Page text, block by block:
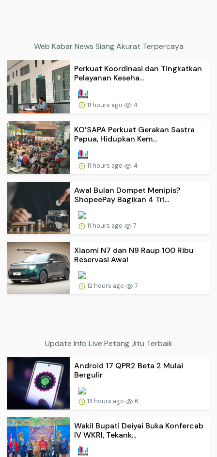
Web Kabar News Siang Akurat Terpercaya
Perkuat Koordinasi dan Tingkatkan
Pelayanan Keseha...
11 hours ago 4
KO’SAPA Perkuat Gerakan Sastra
Papua, Hidupkan Kem...
11 hours ago 4
Awal Bulan Dompet Menipis?
ShopeePay Bagikan 4 Tri...
11 hours ago 7
Xiaomi N7 dan N9 Raup 100 Ribu
Reservasi Awal
12 hours ago 7
Update Info Live Petang Jitu Terbaik
Android 17 QPR2 Beta 2 Mulai
Bergulir
13 hours ago 6
Wakil Bupati Deiyai Buka Konfercab
IV WKRI, Tekank...